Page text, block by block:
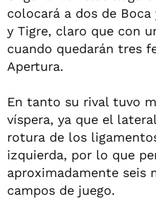
colocará a dos de
y Tigre, claro que con
cuando quedarán tres
Apertura.
En tanto su rival tuvo
víspera, ya que el
rotura de los
izquierda, por lo que
aproximadamente seis
campos de juego.